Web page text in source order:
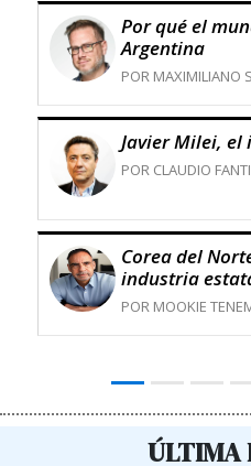
Por qué el
Argentina
POR MAXIMILIANO
Javier Milei,
POR CLAUDIO
Corea del
industria
POR MOOKIE
ÚLTIMA